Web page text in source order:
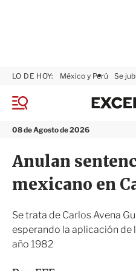
M
n
08 de Agosto de 2026
LO DE HOY: México y Perú Se
Anulan
mexicano en
Se trata de Carlos Avena
esperando la aplicación de
año 1982